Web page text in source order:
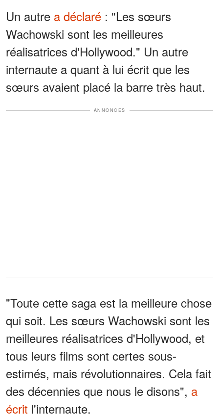
Un autre a déclaré : "Les sœurs
Wachowski sont les meilleures
réalisatrices d'Hollywood." Un autre
internaute a quant à lui écrit que les
sœurs avaient placé la barre très haut.
ANNONCES
"Toute cette saga est la meilleure chose
qui soit. Les sœurs Wachowski sont les
meilleures réalisatrices d'Hollywood, et
tous leurs films sont certes sous-
estimés, mais révolutionnaires. Cela fait
des décennies que nous le disons", a
écrit l'internaute.